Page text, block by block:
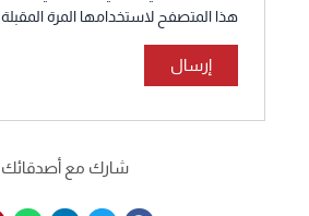
هذا المتصفح لاستخدامها المرة
شارك مع أصدقائك